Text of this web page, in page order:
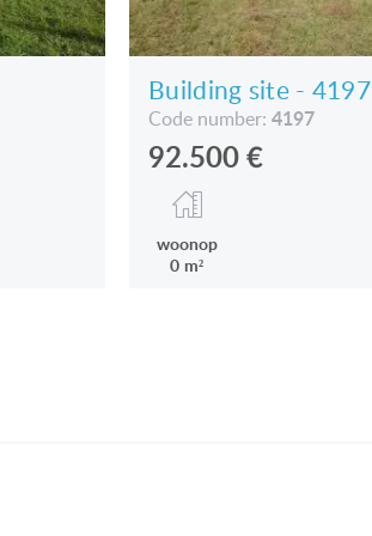
Building site - 4197
Code number: 4197
92.500€
woonop
0 m²